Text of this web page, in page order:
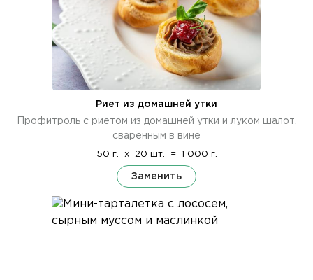
Риет из домашней утки
Профитроль с риетом из домашней утки и луком шалот,
сваренным в вине
50 г. x 20 шт. = 1 000 г.
Заменить